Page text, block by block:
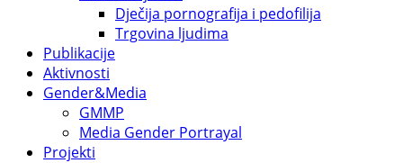
Dječija pornografija i pedofilija
Trgovina ljudima
Publikacije
Aktivnosti
Gender&Media
GMMP
Media Gender Portrayal
Projekti